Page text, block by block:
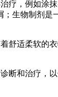
疗，例如涂
生物制剂是
舒适柔软的
断和治疗，